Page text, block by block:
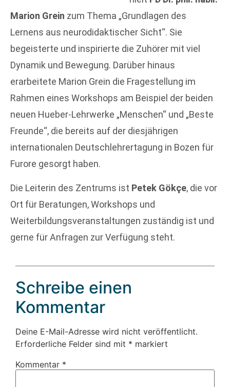
Marion Grein zum Thema „Grundlagen des
Lernens aus neurodidaktischer Sicht“. Sie
begeisterte und inspirierte die Zuhörer mit viel
Dynamik und Bewegung. Darüber hinaus
erarbeitete Marion Grein die Fragestellung im
Rahmen eines Workshops am Beispiel der beiden
neuen Hueber-Lehrwerke „Menschen“ und „Beste
Freunde“, die bereits auf der diesjährigen
internationalen Deutschlehrertagung in Bozen für
Furore gesorgt haben.
Die Leiterin des Zentrums ist Petek Gökçe, die vor
Ort für Beratungen, Workshops und
Weiterbildungsveranstaltungen zuständig ist und
gerne für Anfragen zur Verfügung steht.
Schreibe einen
Kommentar
Deine E-Mail-Adresse wird nicht veröffentlicht.
Erforderliche Felder sind mit * markiert
Kommentar *